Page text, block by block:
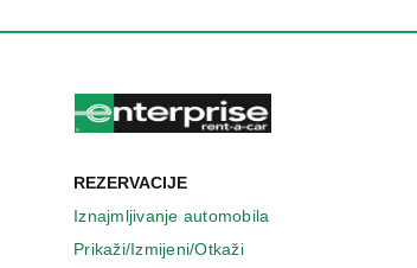
o
a
r
u
o
v
REZERVACIJE
Iznajmljivanje automobila
Prikaži/Izmijeni/Otkaži